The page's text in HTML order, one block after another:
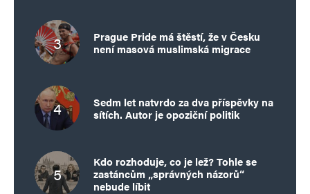
Prague Pride má štěstí, že v Česku
není masová muslimská migrace
Sedm let natvrdo za dva příspěvky na
sítích. Autor je opoziční politik
Kdo rozhoduje, co je lež? Tohle se
zastáncům „správných názorů“
nebude líbit